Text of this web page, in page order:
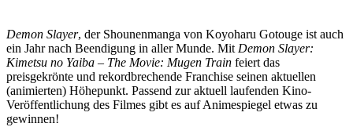
Demon Slayer, der Shounenmanga von Koyoharu Gotouge ist auch
ein Jahr nach Beendigung in aller Munde. Mit Demon Slayer:
Kimetsu no Yaiba – The Movie: Mugen Train feiert das
preisgekrönte und rekordbrechende Franchise seinen aktuellen
(animierten) Höhepunkt. Passend zur aktuell laufenden Kino-
Veröffentlichung des Filmes gibt es auf Animespiegel etwas zu
gewinnen!